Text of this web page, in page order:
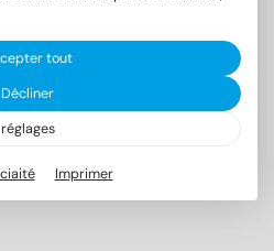
tout
Décliner
réglages
Imprimer